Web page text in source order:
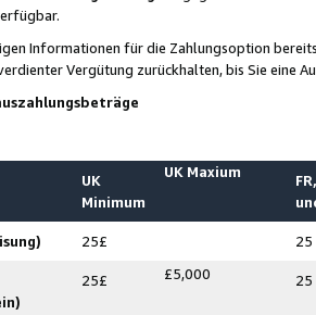
Informationen für die Zahlungsoption
Vergütung zurückhalten, bis Sie
UK
Minimum
UK Maxium
25£ 25
25£ £5,000 25